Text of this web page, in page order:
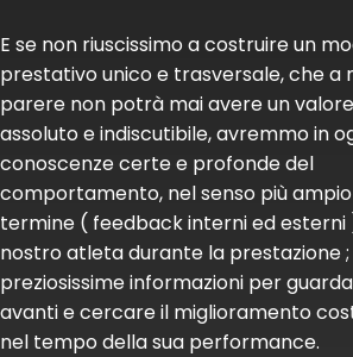
E se non riuscissimo a costruire un
prestativo unico e trasversale, che a
parere non potrà mai avere un valore
assoluto e indiscutibile, avremmo in
conoscenze certe e profonde del
comportamento, nel senso più
termine ( feedback interni ed esterni
nostro atleta durante la prestazione ;
preziosissime informazioni per
avanti e cercare il miglioramento
nel tempo della sua performance.